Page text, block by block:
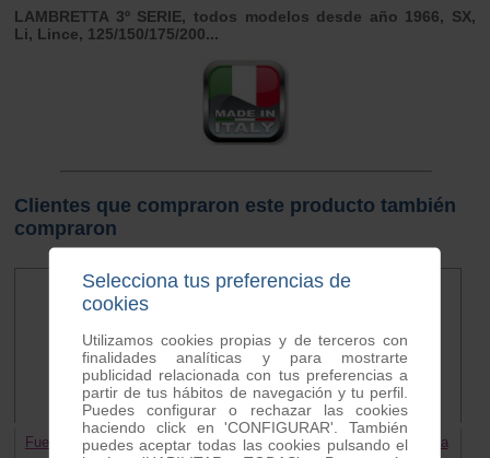
LAMBRETTA 3º SERIE, todos modelos desde año 1966, SX,
Li, Lince, 125/150/175/200...
Clientes que compraron este producto también
compraron
Fuelle cable cambio - embrague
Teton puerta caja herramienta
Selecciona tus preferencias de
cookies
Utilizamos cookies propias y de terceros con
finalidades analíticas y para mostrarte
publicidad relacionada con tus preferencias a
partir de tus hábitos de navegación y tu perfil.
Puedes configurar o rechazar las cookies
haciendo click en 'CONFIGURAR'. También
puedes aceptar todas las cookies pulsando el